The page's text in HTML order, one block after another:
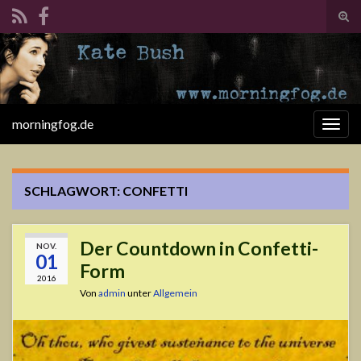
Search for:
morningfog.de
SCHLAGWORT: CONFETTI
NOV.
01
2016
Der Countdown in Confetti-
Form
Von admin unterAllgemein